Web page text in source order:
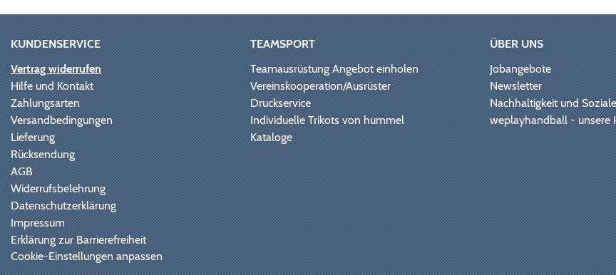
KUNDENSERVICE
Vertrag widerrufen
Hilfe und Kontakt
Zahlungsarten
Versandbedingungen
Lieferung
Rücksendung
AGB
Widerrufsbelehrung
Datenschutzerklärung
Impressum
Erklärung zur Barrierefreiheit
Cookie-Einstellungen anpassen
TEAMSPORT
Teamausrüstung Angebot einholen
Vereinskooperation/Ausrüster
Druckservice
Individuelle Trikots von hummel
Kataloge
ÜBER UNS
Jobangebote
Newsletter
Nachhaltigkeit und
weplayhandball - unsere